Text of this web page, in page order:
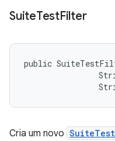
SuiteTestFilter
public
Cria um novo